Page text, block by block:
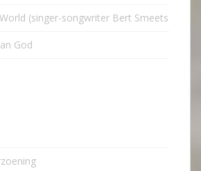
(singer-songwriter Bert Smeets
God